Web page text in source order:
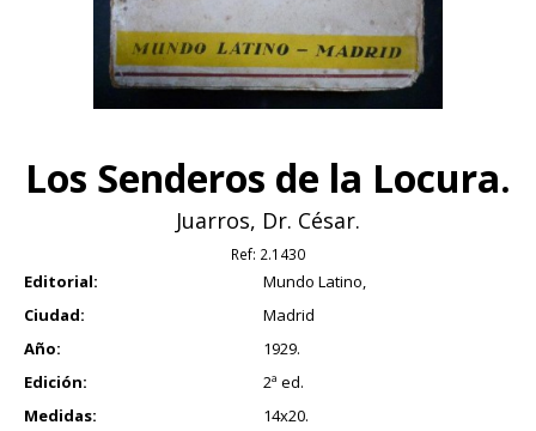
Los Senderos de la Locura.
Juarros, Dr. César.
Ref: 2.1430
Editorial:
Mundo Latino,
Ciudad:
Madrid
Año:
1929.
Edición:
2ª ed.
Medidas:
14x20.